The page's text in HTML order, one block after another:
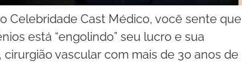
Celebridade Cast Médico, você sente que
está “engolindo” seu lucro e sua
vascular com mais de 30 anos de